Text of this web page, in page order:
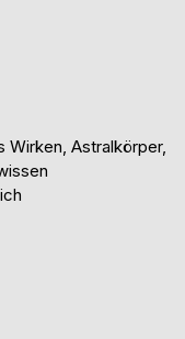
Wirken, Astralkörper,